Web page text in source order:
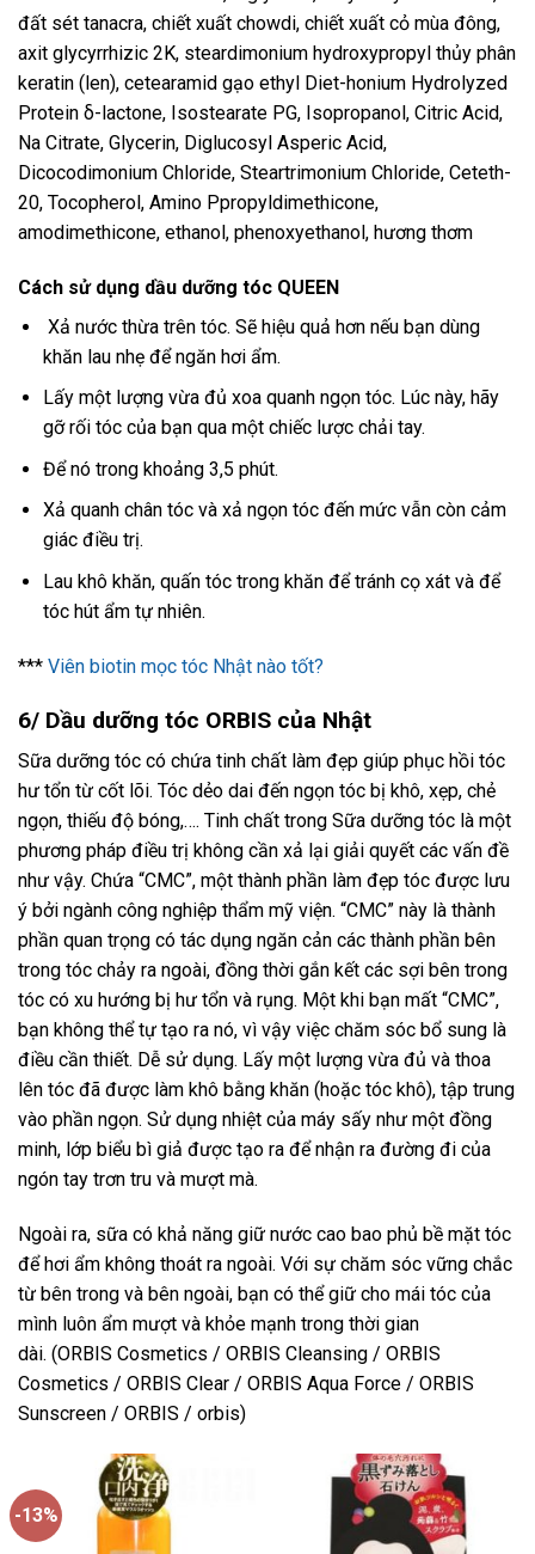
đất sét tanacra, chiết xuất chowdi, chiết xuất cỏ mùa đông,
axit glycyrrhizic 2K, steardimonium hydroxypropyl thủy phân
keratin (len), cetearamid gạo ethyl Diet-honium Hydrolyzed
Protein δ-lactone, Isostearate PG, Isopropanol, Citric Acid,
Na Citrate, Glycerin, Diglucosyl Asperic Acid,
Dicocodimonium Chloride, Steartrimonium Chloride, Ceteth-
20, Tocopherol, Amino Ppropyldimethicone,
amodimethicone, ethanol, phenoxyethanol, hương thơm
Cách sử dụng dầu dưỡng tóc QUEEN
Xả nước thừa trên tóc. Sẽ hiệu quả hơn nếu bạn dùng
khăn lau nhẹ để ngăn hơi ẩm.
Lấy một lượng vừa đủ xoa quanh ngọn tóc. Lúc này, hãy
gỡ rối tóc của bạn qua một chiếc lược chải tay.
Để nó trong khoảng 3,5 phút.
Xả quanh chân tóc và xả ngọn tóc đến mức vẫn còn cảm
giác điều trị.
Lau khô khăn, quấn tóc trong khăn để tránh cọ xát và để
tóc hút ẩm tự nhiên.
*** Viên biotin mọc tóc Nhật nào tốt?
6/ Dầu dưỡng tóc ORBIS của Nhật
Sữa dưỡng tóc có chứa tinh chất làm đẹp giúp phục hồi tóc
hư tổn từ cốt lõi. Tóc dẻo dai đến ngọn tóc bị khô, xẹp, chẻ
ngọn, thiếu độ bóng,…. Tinh chất trong Sữa dưỡng tóc là một
phương pháp điều trị không cần xả lại giải quyết các vấn đề
như vậy. Chứa “CMC”, một thành phần làm đẹp tóc được lưu
ý bởi ngành công nghiệp thẩm mỹ viện. “CMC” này là thành
phần quan trọng có tác dụng ngăn cản các thành phần bên
trong tóc chảy ra ngoài, đồng thời gắn kết các sợi bên trong
tóc có xu hướng bị hư tổn và rụng. Một khi bạn mất “CMC”,
bạn không thể tự tạo ra nó, vì vậy việc chăm sóc bổ sung là
điều cần thiết. Dễ sử dụng. Lấy một lượng vừa đủ và thoa
lên tóc đã được làm khô bằng khăn (hoặc tóc khô), tập trung
vào phần ngọn. Sử dụng nhiệt của máy sấy như một đồng
minh, lớp biểu bì giả được tạo ra để nhận ra đường đi của
ngón tay trơn tru và mượt mà.
Ngoài ra, sữa có khả năng giữ nước cao bao phủ bề mặt tóc
để hơi ẩm không thoát ra ngoài. Với sự chăm sóc vững chắc
từ bên trong và bên ngoài, bạn có thể giữ cho mái tóc của
mình luôn ẩm mượt và khỏe mạnh trong thời gian
dài. (ORBIS Cosmetics / ORBIS Cleansing / ORBIS
Cosmetics / ORBIS Clear / ORBIS Aqua Force / ORBIS
Sunscreen / ORBIS / orbis)
-13%